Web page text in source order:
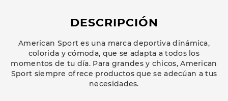
DESCRIPCIÓN
American Sport es una marca deportiva dinámica,
colorida y cómoda, que se adapta a todos los
momentos de tu día. Para grandes y chicos, American
Sport siempre ofrece productos que se adecúan a tus
necesidades.